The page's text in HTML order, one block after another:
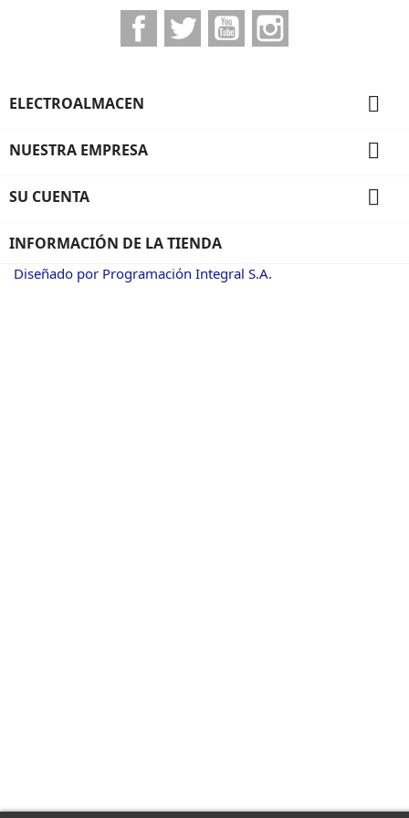
FacebookTwitter YouTube
ELECTROALMACEN 
NUESTRA EMPRESA 
SU CUENTA 
INFORMACIÓN DE LA TIENDA
Diseñado por Programación Integral S.A.